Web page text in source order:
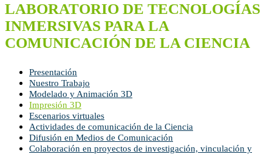
LABORATORIO DE TECNOLOGÍAS
INMERSIVAS PARA LA
COMUNICACIÓN DE LA CIENCIA
Presentación
Nuestro Trabajo
Modelado y Animación 3D
Impresión 3D
Escenarios virtuales
Actividades de comunicación de la Ciencia
Difusión en Medios de Comunicación
Colaboración en proyectos de investigación, vinculación y